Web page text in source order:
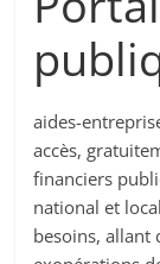
aides-
accès,
financiers
national et
besoins, allant